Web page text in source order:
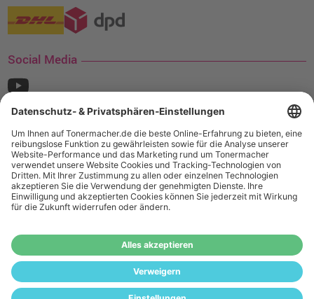
Social Media
¹ Nur gültig für den Versand innerhalb Deutschlands. Befindet sich ein Warenwert
von mindestens 35€ (inkl. Mwst.) an Ampertec Artikeln in Ihrem Warenkorb, ist der
Versand für Sie kostenfrei.
Das Angebot von tonermacher.de richtet sich
nicht an Wiederverkäufer. Wenn Sie Wiederverkäufer sind,